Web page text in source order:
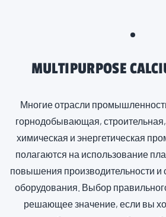
MULTIPURPOSE
Многие отрасли
горнодобывающая,
химическая и энергетическая
полагаются на использование
повышения производительности и
оборудования. Выбор
решающее значение, если вы